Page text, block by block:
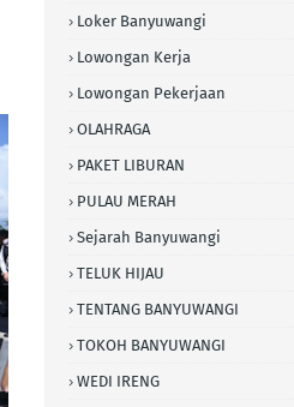
Loker Banyuwangi
Lowongan Kerja
Lowongan Pekerjaan
OLAHRAGA
PAKET LIBURAN
PULAU MERAH
Sejarah Banyuwangi
TELUK HIJAU
TENTANG BANYUWANGI
TOKOH BANYUWANGI
WEDI IRENG